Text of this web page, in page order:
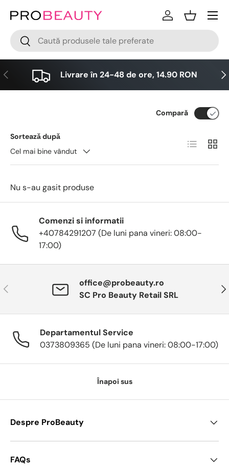
Sari la conținut
Cǎutare
Cǎutare
LogareCos
Meniu
Anterior Livrare în 24-48 de ore, 14.90 RON
Sorteazǎ dupǎ
Cel mai bine vândut
Compară
Lista Grid
Nu s-au gasit produse
Comenzi si informatii
+40784291207 (De luni pana vineri: 08:00-
17:00)
Anterior
office@probeauty.ro
SC Pro Beauty Retail SRL
Departamentul Service
0373809365 (De luni pana vineri: 08:00-17:00)
Înapoi sus
Despre ProBeauty
FAQs